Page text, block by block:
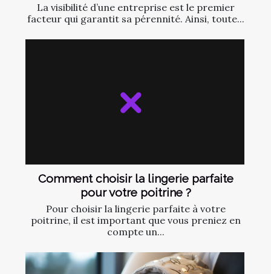
La visibilité d’une entreprise est le premier
facteur qui garantit sa pérennité. Ainsi, toute...
Comment choisir la lingerie parfaite
pour votre poitrine ?
Pour choisir la lingerie parfaite à votre
poitrine, il est important que vous preniez en
compte un...